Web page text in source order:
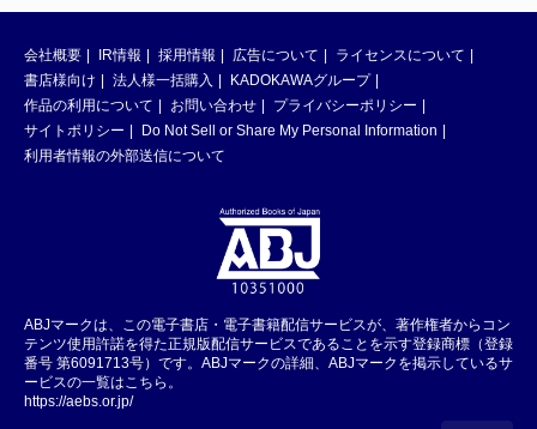
会社概要 IR情報 採用情報 広告について
ライセンスについて
書店様向け
法人様一括購入
KADOKAWAグループ
作品の利用について
お問い合わせ
プライバシーポリシー
サイトポリシー
Do Not Sell or Share My Personal Information
利用者情報の外部送信について
ABJマークは、この電子書店・電子書籍配信サービスが、著作権者からコン
テンツ使用許諾を得た正規版配信サービスであることを示す登録商標（登録
番号 第6091713号）です。ABJマークの詳細、ABJマークを掲示しているサ
ービスの一覧はこちら。
https://aebs.or.jp/